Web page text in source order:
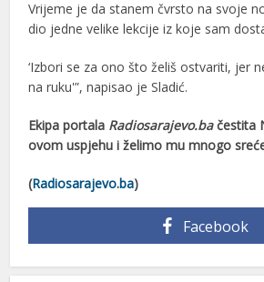
Vrijeme je da stanem čvrsto na svoje
dio jedne velike lekcije iz koje sam
‘Izbori se za ono što želiš ostvariti, jer
na ruku'”, napisao je Sladić.
Ekipa portala Radiosarajevo.bačestita
ovom uspjehu i želimo mu mnogo
(Radiosarajevo.ba)
Facebook